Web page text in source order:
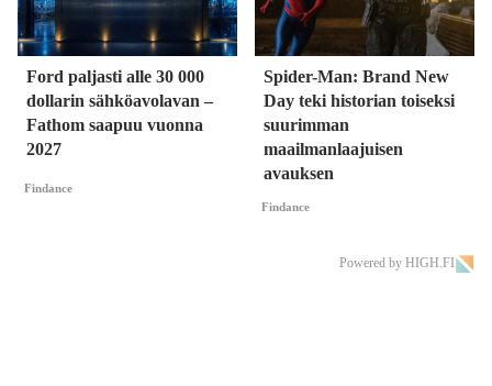
Ford paljasti alle 30 000
dollarin sähköavolavan –
Fathom saapuu vuonna
2027
Findance
Spider-Man: Brand New
Day teki historian toiseksi
suurimman
maailmanlaajuisen
avauksen
Findance
Powered by HIGH.FI